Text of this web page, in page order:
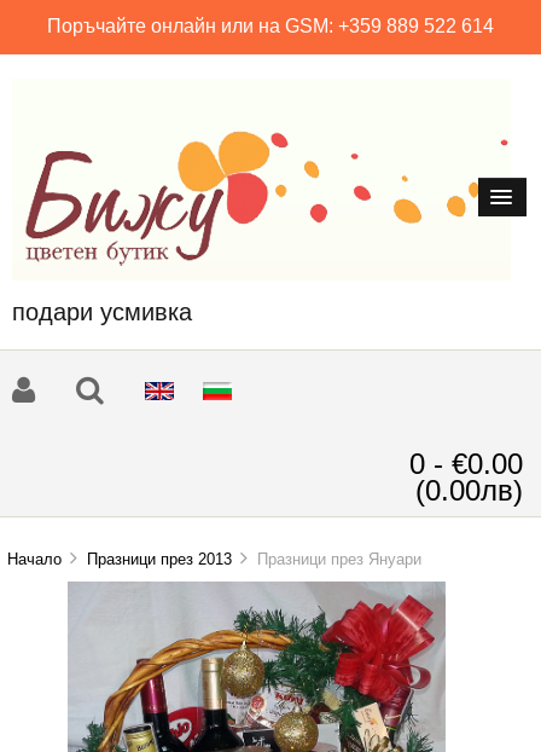
Поръчайте онлайн или на GSM: +359 889 522 614
подари усмивка
0 - €0.00
(0.00лв)
Начало Празници през 2013 Празници през Януари